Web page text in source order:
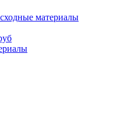
материалы